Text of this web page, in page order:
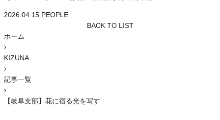
2026.04.15 PEOPLE
BACK TO LIST
ホーム
KIZUNA
記事一覧
【岐阜支部】花に宿る光を写す